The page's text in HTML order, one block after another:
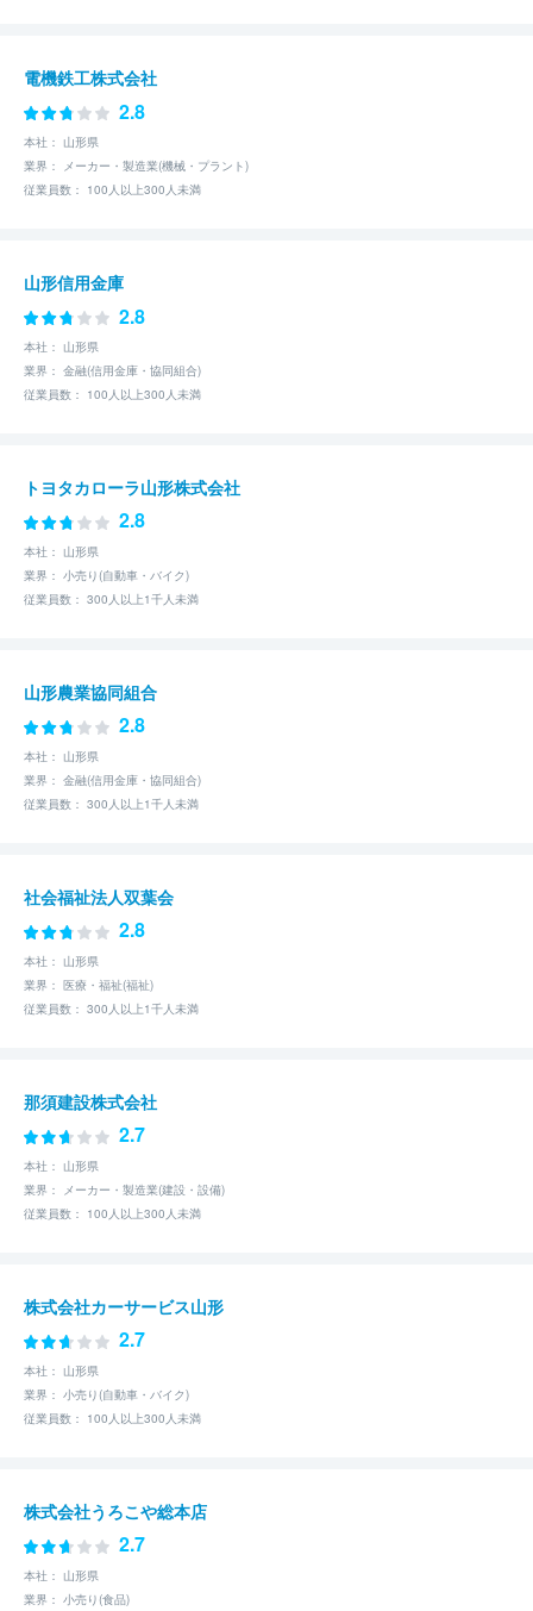
電機鉄工株式会社
2.8
本社： 山形県
業界： メーカー・製造業(機械・プラント)
従業員数： 100人以上300人未満
山形信用金庫
2.8
本社： 山形県
業界： 金融(信用金庫・協同組合)
従業員数： 100人以上300人未満
トヨタカローラ山形株式会社
2.8
本社： 山形県
業界： 小売り(自動車・バイク)
従業員数： 300人以上1千人未満
山形農業協同組合
2.8
本社： 山形県
業界： 金融(信用金庫・協同組合)
従業員数： 300人以上1千人未満
社会福祉法人双葉会
2.8
本社： 山形県
業界： 医療・福祉(福祉)
従業員数： 300人以上1千人未満
那須建設株式会社
2.7
本社： 山形県
業界： メーカー・製造業(建設・設備)
従業員数： 100人以上300人未満
株式会社カーサービス山形
2.7
本社： 山形県
業界： 小売り(自動車・バイク)
従業員数： 100人以上300人未満
株式会社うろこや総本店
2.7
本社： 山形県
業界： 小売り(食品)